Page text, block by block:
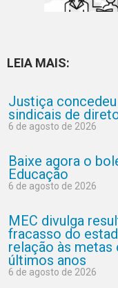
LEIA MAIS:
Justiça
sindicais de
6 de agosto de 2026
Baixe agora o
Educação
6 de agosto de 2026
MEC divulga
fracasso do
relação às
últimos anos
6 de agosto de 2026